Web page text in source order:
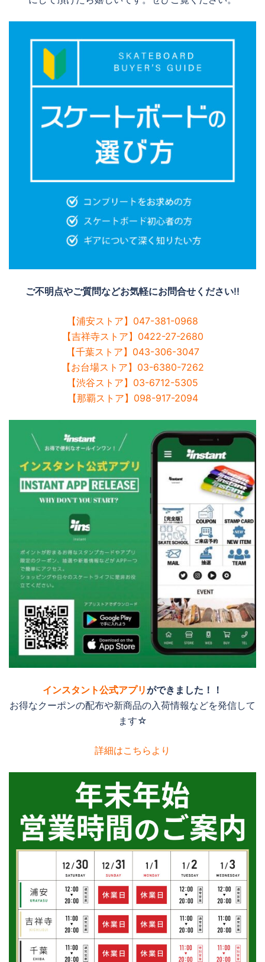
ご不明点やご質問などお気軽にお問合せください!!
【浦安ストア】047-381-0968
【吉祥寺ストア】0422-27-2680
【千葉ストア】043-306-3047
【お台場ストア】03-6380-7262
【渋谷ストア】03-6712-5305
【那覇ストア】098-917-2094
インスタント公式アプリができました！！
お得なクーポンの配布や新商品の入荷情報などを発信して
ます☆
詳細はこちらより